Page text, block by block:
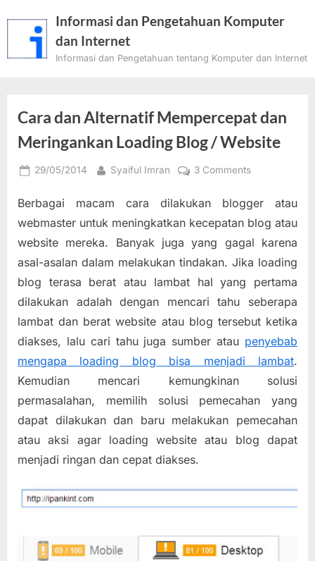
Informasi dan Pengetahuan Komputer
dan Internet
Informasi dan Pengetahuan tentang Komputer dan Internet
Cara dan Alternatif Mempercepat dan
Meringankan Loading Blog / Website
Posted
29/05/2014 By
Syaiful Imran 3 Commentson
dan
Alternatif
dan
Meringankan
Loading
Blog
Berbagai macam cara dilakukan blogger atau
webmaster untuk meningkatkan kecepatan blog atau
website mereka. Banyak juga yang gagal karena
asal-asalan dalam melakukan tindakan. Jika loading
blog terasa berat atau lambat hal yang pertama
dilakukan adalah dengan mencari tahu seberapa
lambat dan berat website atau blog tersebut ketika
diakses, lalu cari tahu juga sumber atau penyebab
mengapa loading blog bisa menjadi lambat.
Kemudian mencari kemungkinan solusi
permasalahan, memilih solusi pemecahan yang
dapat dilakukan dan baru melakukan pemecahan
atau aksi agar loading website atau blog dapat
menjadi ringan dan cepat diakses.